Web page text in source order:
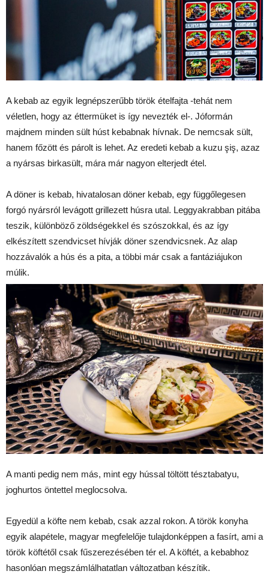
A kebab az egyik legnépszerűbb török ételfajta -tehát nem
véletlen, hogy az éttermüket is így nevezték el-. Jóformán
majdnem minden sült húst kebabnak hívnak. De nemcsak sült,
hanem főzött és párolt is lehet. Az eredeti kebab a kuzu şiş, azaz
a nyársas birkasült, mára már nagyon elterjedt étel.
A döner is kebab, hivatalosan döner kebab, egy függőlegesen
forgó nyársról levágott grillezett húsra utal. Leggyakrabban pitába
teszik, különböző zöldségekkel és szószokkal, és az így
elkészített szendvicset hívják döner szendvicsnek. Az alap
hozzávalók a hús és a pita, a többi már csak a fantáziájukon
múlik.
A manti pedig nem más, mint egy hússal töltött tésztabatyu,
joghurtos öntettel meglocsolva.
Egyedül a köfte nem kebab, csak azzal rokon. A török konyha
egyik alapétele, magyar megfelelője tulajdonképpen a fasírt, ami a
török köftétől csak fűszerezésében tér el. A köftét, a kebabhoz
hasonlóan megszámlálhatatlan változatban készítik.